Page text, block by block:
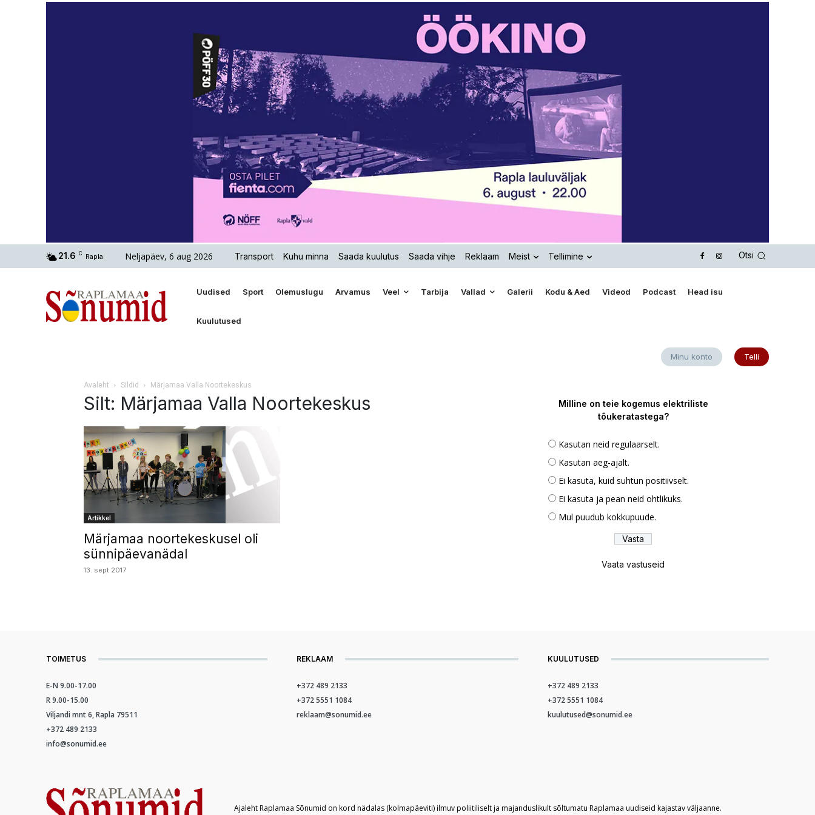
21.6 C Rapla Neljapäev, 6 aug 2026 Transport Kuhu minna Saada kuulutus Saada vihje Reklaam Meist Tellimine Otsi
Uudised Sport Olemuslugu Arvamus Veel Tarbija Vallad Galerii Kodu & Aed Videod Podcast Head isu
Kuulutused
Minu konto Telli
Avaleht Sildid Märjamaa Valla Noortekeskus
Silt: Märjamaa Valla Noortekeskus
Artikkel
Märjamaa noortekeskusel oli
sünnipäevanädal
13. sept 2017
Milline on teie kogemus elektriliste
tõukeratastega?
Kasutan neid regulaarselt.
Kasutan aeg-ajalt.
Ei kasuta, kuid suhtun positiivselt.
Ei kasuta ja pean neid ohtlikuks.
Mul puudub kokkupuude.
Vaata vastuseid
TOIMETUS
E-N 9.00-17.00
R 9.00-15.00
Viljandi mnt 6, Rapla 79511
+372 489 2133
info@sonumid.ee
REKLAAM
+372 489 2133
+372 5551 1084
reklaam@sonumid.ee
KUULUTUSED
+372 489 2133
+372 5551 1084
kuulutused@sonumid.ee
Ajaleht Raplamaa Sõnumid on kord nädalas (kolmapäeviti) ilmuv poliitiliselt ja majanduslikult sõltumatu Raplamaa uudiseid kajastav väljaanne.